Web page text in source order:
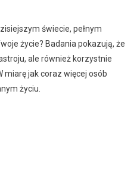
świecie, pełnym
życie? Badania pokazują, że
ale również korzystnie
miarę jak coraz więcej osób
życiu.